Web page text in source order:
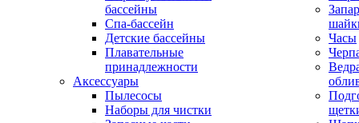
бассейны
Спа-бассейн
Детские бассейны
Плавательные
принадлежности
Аксессуары
Пылесосы
Наборы для чистки
Часы